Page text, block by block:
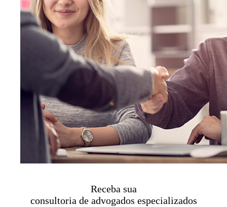
Receba sua
consultoria de advogados especializados